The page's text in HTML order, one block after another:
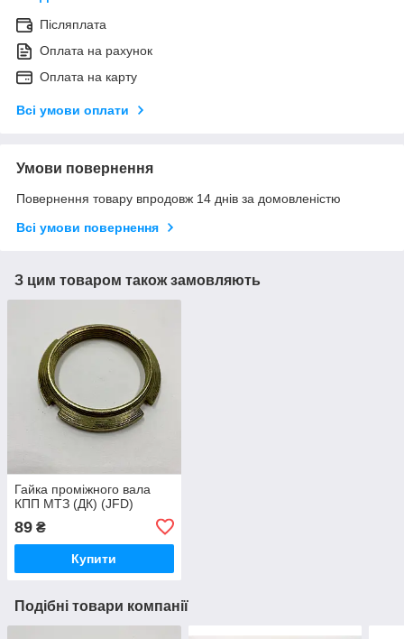
Післяплата
Оплата на рахунок
Оплата на карту
Всі умови оплати
Умови повернення
Повернення товару впродовж 14 днів за домовленістю
Всі умови повернення
З цим товаром також замовляють
Гайка проміжного вала
КПП МТЗ (ДК) (JFD)
89 ₴
Купити
Подібні товари компанії